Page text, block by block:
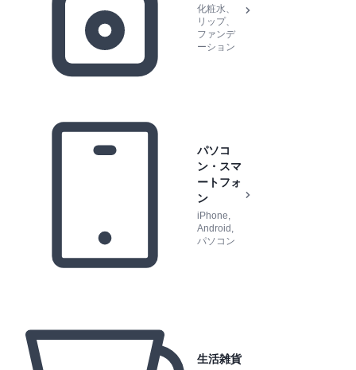
化粧水、
リップ、
ファンデ
ーション
パソコ
ン・スマ
ートフォ
ン
iPhone,
Android,
パソコン
生活雑貨